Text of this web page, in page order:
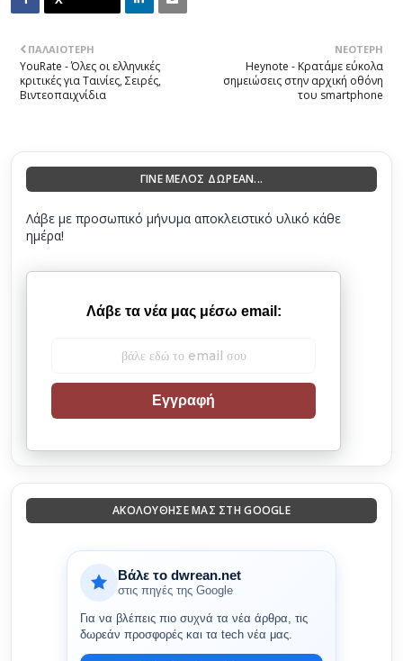
ΝΕΌΤΕΡΗ
Heynote - Κρατάμε εύκολα
σημειώσεις στην αρχική οθόνη
του smartphone
ΠΑΛΑΙΌΤΕΡΗ
YouRate - Όλες οι ελληνικές
κριτικές για Ταινίες, Σειρές,
Βιντεοπαιχνίδια
ΓΙΝΕ ΜΕΛΟΣ ΔΩΡΕΑΝ...
Λάβε με προσωπικό μήνυμα αποκλειστικό υλικό κάθε
ημέρα!
Λάβε τα νέα μας μέσω email:
Εγγραφή
ΑΚΟΛΟΎΘΗΣΈ ΜΑΣ ΣΤΗ GOOGLE
Βάλε το dwrean.net
στις πηγές της Google
Για να βλέπεις πιο συχνά τα νέα άρθρα, τις
δωρεάν προσφορές και τα tech νέα μας.